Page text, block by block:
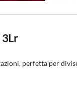
3Lr
perfetta per